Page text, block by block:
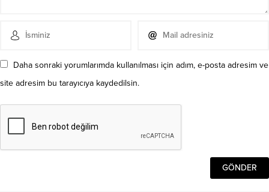
Daha sonraki yorumlarımda kullanılması için adım, e-posta adresim ve
site adresim bu tarayıcıya kaydedilsin.